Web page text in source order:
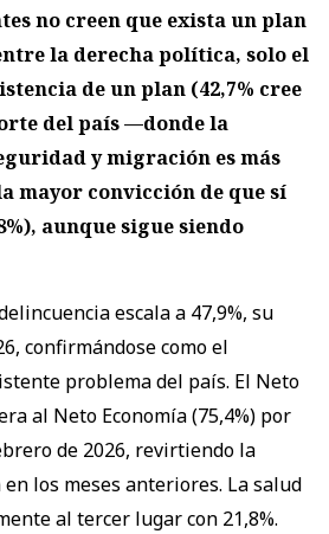
no creen que exista un plan
la derecha política, solo el
de un plan (42,7% cree
del país —donde la
y migración es más
mayor convicción de que sí
aunque sigue siendo
escala a 47,9%, su
confirmándose como el
problema del país. El Neto
al Neto Economía (75,4%) por
de 2026, revirtiendo la
los meses anteriores. La salud
al tercer lugar con 21,8%.